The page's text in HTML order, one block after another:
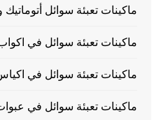
ماكينات تعبئة سوائل
ماكينات تعبئة سوائل في
ماكينات تعبئة سوائل في
ماكينات تعبئة سوائل في